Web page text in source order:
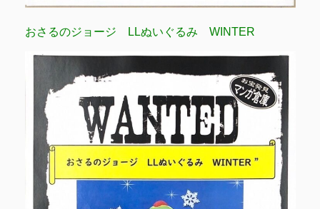
おさるのジョージ LLぬいぐるみ WINTER